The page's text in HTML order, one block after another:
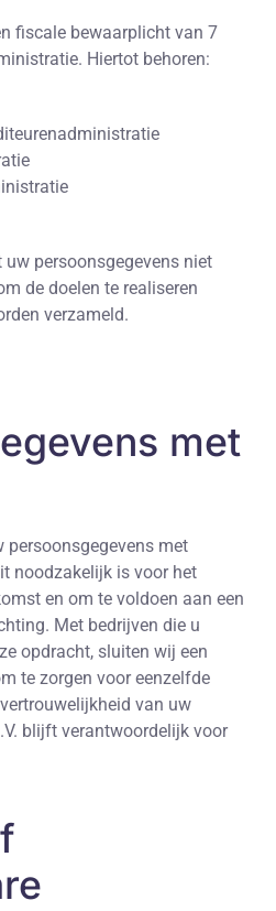
fiscale bewaarplicht van 7
Hiertot behoren:
persoonsgegevens niet
de doelen te realiseren
verzameld.
met
persoonsgegevens met
noodzakelijk is voor het
en om te voldoen aan een
Met bedrijven die u
opdracht, sluiten wij een
te zorgen voor eenzelfde
van uw
blijft verantwoordelijk voor